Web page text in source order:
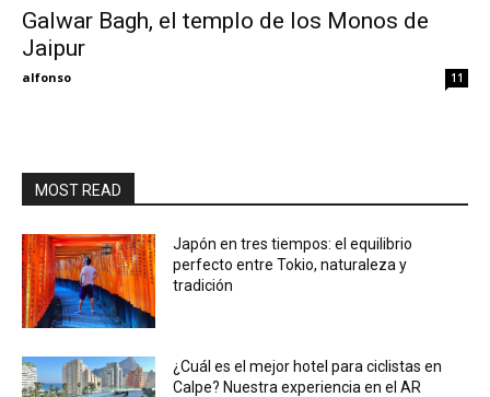
Galwar Bagh, el templo de los Monos de
Jaipur
alfonso 11
MOST READ
Japón en tres tiempos: el equilibrio
perfecto entre Tokio, naturaleza y
tradición
¿Cuál es el mejor hotel para ciclistas en
Calpe? Nuestra experiencia en el AR